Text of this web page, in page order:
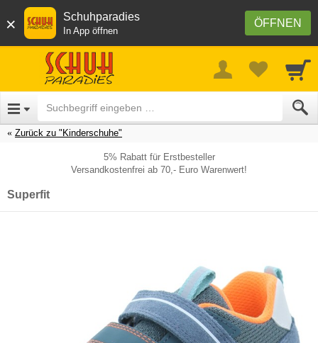
× ÖFFNEN
Schuhparadies
In App öffnen
Zurück zu "Kinderschuhe"
5% Rabatt für Erstbesteller
Versandkostenfrei ab 70,- Euro Warenwert!
Superfit